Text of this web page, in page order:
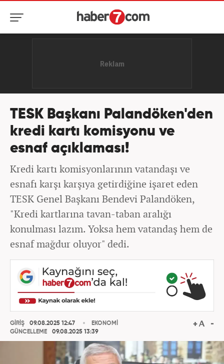
TESK Başkanı Palandöken'den
kredi kartı komisyonu ve
esnaf açıklaması!
Kredi kartı komisyonlarının vatandaşı ve
esnafı karşı karşıya getirdiğine işaret eden
TESK Genel Başkanı Bendevi Palandöken,
"Kredi kartlarına tavan-taban aralığı
konulması lazım. Yoksa hem vatandaş hem de
esnaf mağdur oluyor" dedi.
GİRİŞ
09.08.2025 12:47
GÜNCELLEME
09.08.2025 13:39
EKONOMİ